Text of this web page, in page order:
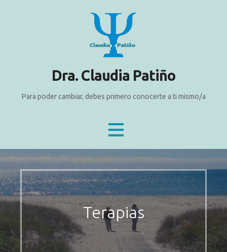
Dra. Claudia Patiño
Para poder cambiar, debes primero conocerte a ti mismo/a
Terapias